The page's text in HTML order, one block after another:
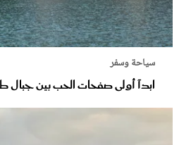
سياحة وسفر
ابدآ أولى صفحات الحب بين جبال